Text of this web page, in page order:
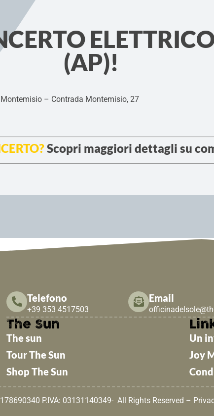
(AP)!
– Contrada Montemisio, 27
Scopri maggiori dettagli su
Telefono
+39 353 4517503
Email
The Sun
The sun
Tour The Sun
Shop The Sun
Un
Joy
P.IVA: 03131140349- All Rights Reserved –